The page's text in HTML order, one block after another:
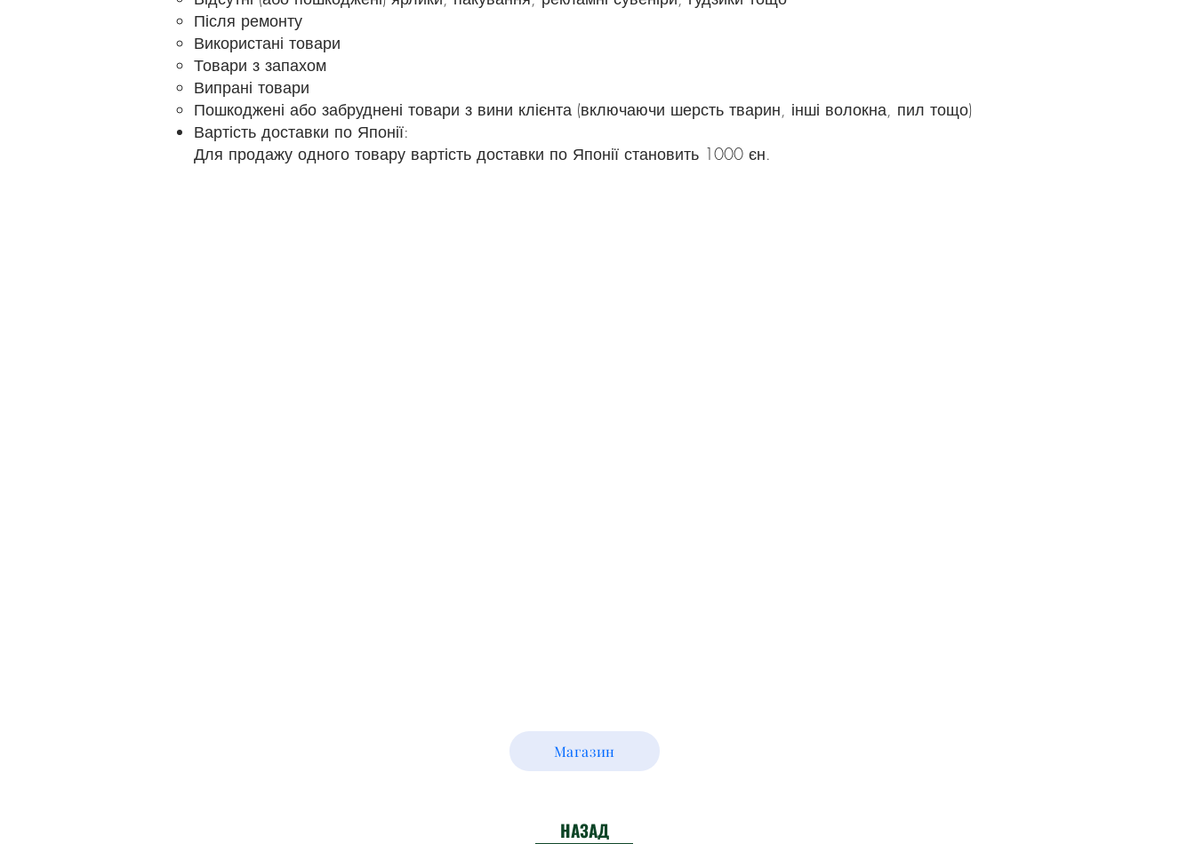
Після ремонту
Використані товари
Товари з запахом
Випрані товари
Пошкоджені або забруднені товари з вини клієнта (включаючи шерсть тварин, інші волокна, пил тощо)
Вартість доставки по Японії:
Для продажу одного товару вартість доставки по Японії становить 1000 єн.
Магазин
НАЗАД